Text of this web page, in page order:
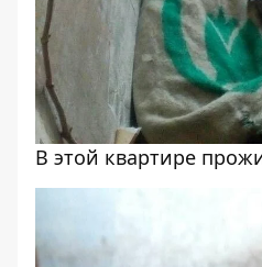
В этой квартире